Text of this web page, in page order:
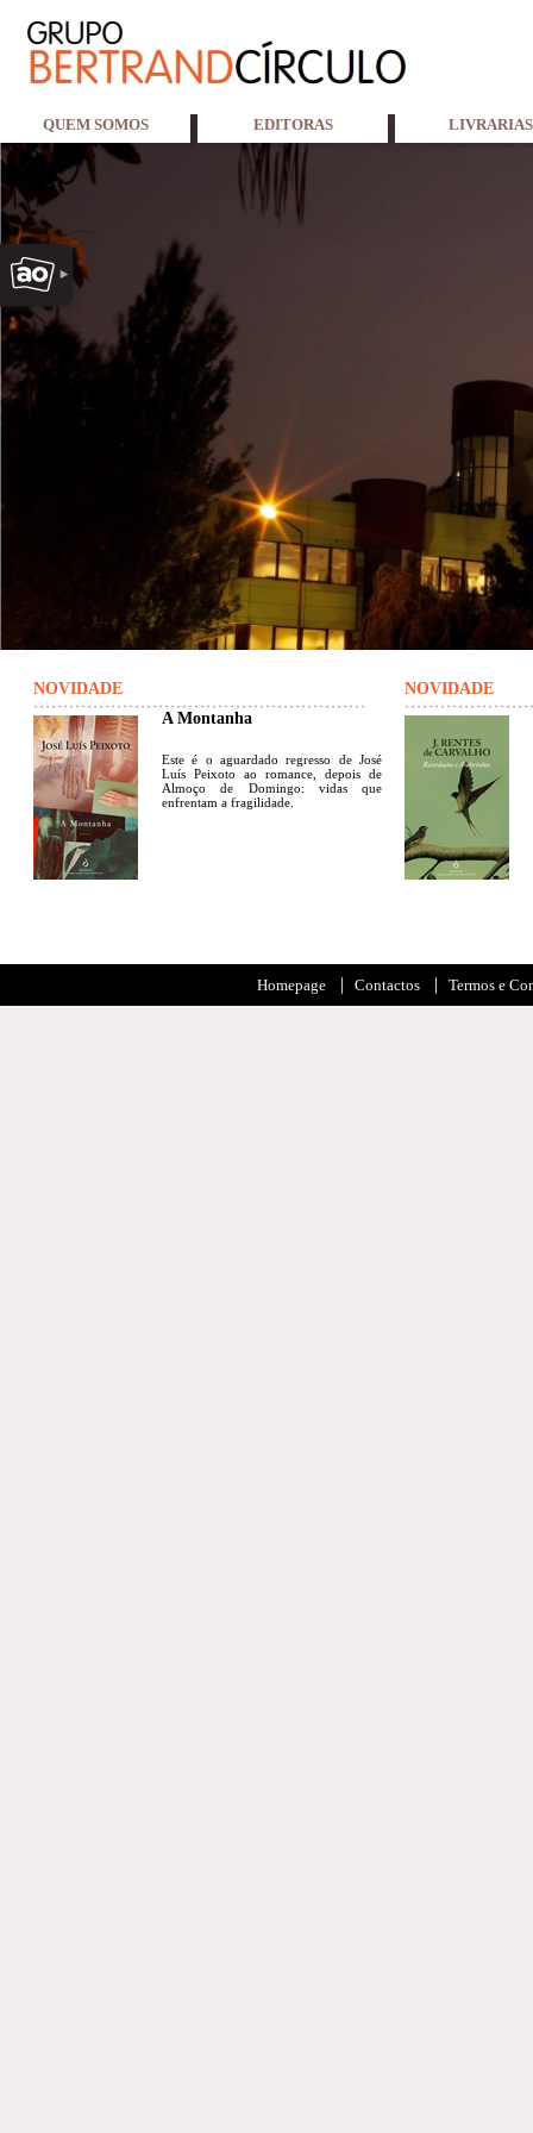
QUEM SOMOS EDITORAS LIVRARIAS
NOVIDADE
A Montanha
Este é o aguardado regresso de José
Luís Peixoto ao romance, depois de
Almoço de Domingo: vidas que
enfrentam a fragilidade.
NOVIDADE
Homepage Contactos Termos e